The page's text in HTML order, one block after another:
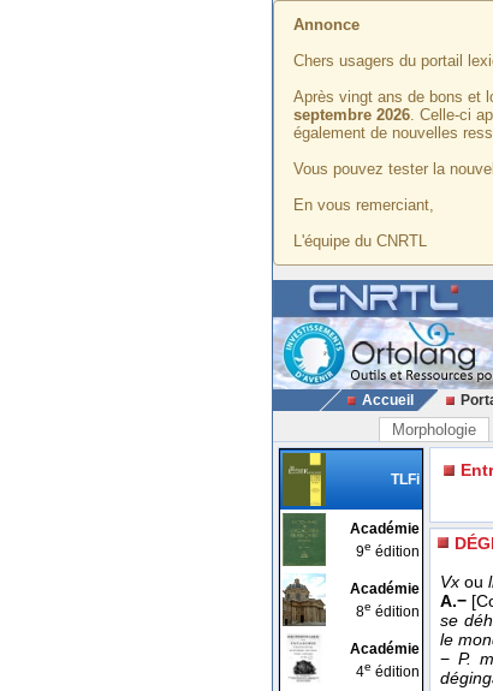
Annonce
Chers usagers du portail
Après vingt ans de bons et
septembre 2026. Celle-ci
également de nouvelles
Vous pouvez tester la
En vous remerciant,
L'équipe du CNRTL
Accueil
Morphologie
TLFi
Académie
9e édition
Académie
8e édition
Académie
4e édition
Vx ou
A.−
se
le
− P.